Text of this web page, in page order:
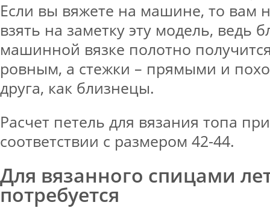
Если вы вяжете на машине, то вам
взять на заметку эту модель, ведь
машинной вязке полотно
ровным, а стежки – прямыми и
друга, как близнецы.
Расчет петель для вязания топа
соответствии с размером 42-44.
Для вязанного спицами
потребуется